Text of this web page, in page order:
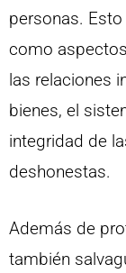
personas.
como
las relaciones
bienes, el
integridad de
deshonestas.
Además de
también